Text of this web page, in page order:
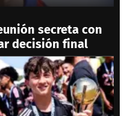
secreta con
decisión final